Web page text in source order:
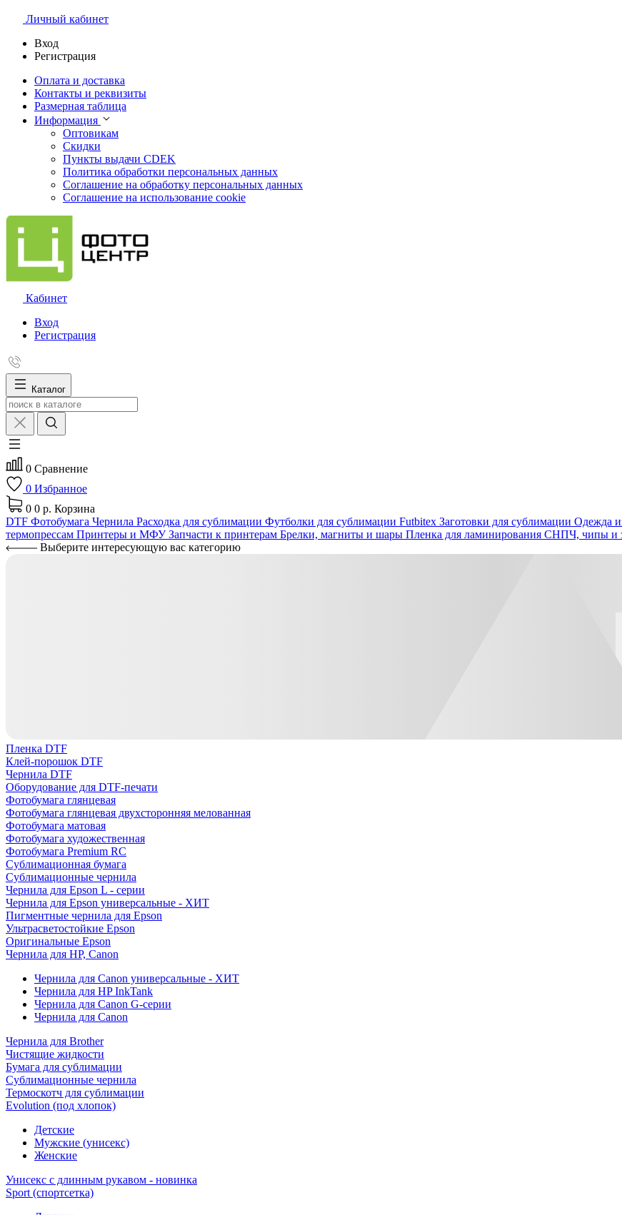
Личный кабинет
Вход
Регистрация
Оплата и доставка
Контакты и реквизиты
Размерная таблица
Информация
Оптовикам
Скидки
Пункты выдачи CDEK
Политика обработки персональных данных
Соглашение на обработку персональных данных
Соглашение на использование cookie
Кабинет
Вход
Регистрация
Каталог
0 Сравнение
0 Избранное
0 0 р. Корзина
DTF Фотобумага Чернила Расходка для сублимации Футболки для сублимации Futbitex Заготовки для сублимации Одежда
термопрессам Принтеры и МФУЗапчасти к принтерам Брелки, магниты и шары Пленка для ламинирования СНПЧ, чипы и
Выберите интересующую вас категорию
Пленка DTF
Клей-порошок DTF
Чернила DTF
Оборудование для DTF-печати
Фотобумага глянцевая
Фотобумага глянцевая двухсторонняя мелованная
Фотобумага матовая
Фотобумага художественная
Фотобумага Premium RC
Сублимационная бумага
Сублимационные чернила
Чернила для Epson L - серии
Чернила для Epson универсальные - ХИТ
Пигментные чернила для Epson
Ультрасветостойкие Epson
Оригинальные Epson
Чернила для HP, Canon
Чернила для Canon универсальные - ХИТ
Чернила для HP InkTank
Чернила для Canon G-серии
Чернила для Canon
Чернила для Brother
Чистящие жидкости
Бумага для сублимации
Сублимационные чернила
Термоскотч для сублимации
Evolution (под хлопок)
Детские
Мужские (унисекс)
Женские
Унисекс с длинным рукавом - новинка
Sport (спортсетка)